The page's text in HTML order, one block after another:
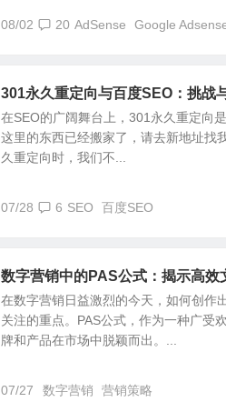
08/02 20 AdSense Google
301永久重定向与百度SEO：挑战
在SEO的广阔舞台上，301永久重定向
这里的东西已经搬家了，请去新地址找
久重定向时，我们不...
07/28 6 SEO 百度SEO
数字营销中的PAS公式：揭示高效
在数字营销日益激烈的今天，如何创作
关注的重点。PAS公式，作为一种广受
牌和产品在市场中脱颖而出。...
07/27 数字营销 营销策略